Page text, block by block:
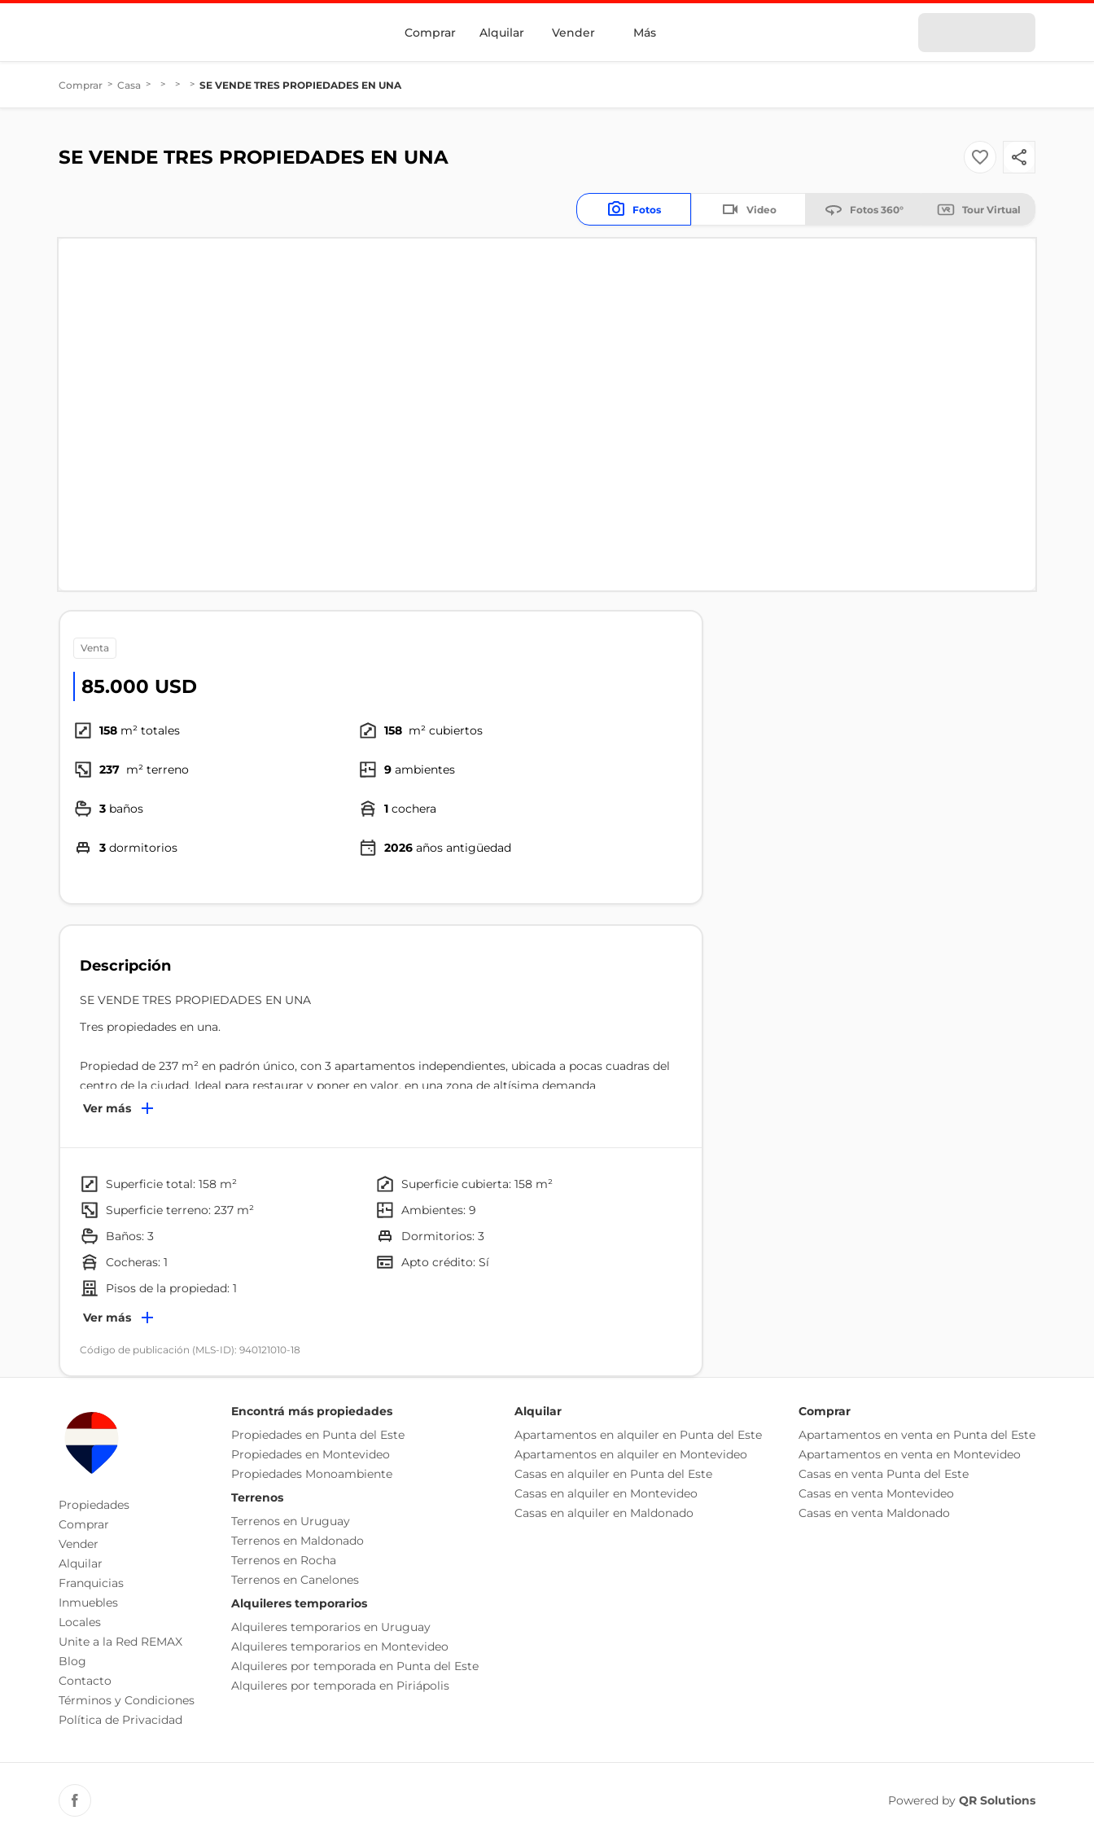
Comprar Alquilar Vender Más
Comprar > Casa > > > > SE VENDE TRES PROPIEDADES EN UNA
SE VENDE TRES PROPIEDADES EN UNA
Fotos Video Fotos 360° Tour Virtual
venta
85.000 USD
158 m² totales 158 m² cubiertos
237 m² terreno 9 ambientes
3 baños 1 cochera
3 dormitorios 2026 años antigüedad
Descripción
SE VENDE TRES PROPIEDADES EN UNA
Tres propiedades en una.
Propiedad de 237 m² en padrón único, con 3 apartamentos independientes, ubicada a pocas cuadras del
centro de la ciudad. Ideal para restaurar y poner en valor, en una zona de altísima demanda
Cada Oficina es de propiedad, gestión y desarrollo independiente
responsable de la operación por la eventual actualización de las medidas, descripciones arquitectónicas y
funcionales, servicios, impuestos, precios y demás información, cuyos valores son aproximados.
Ver más
superficie total: 158 m²
superficie cubierta: 158 m²
superficie terreno: 237 m²
ambientes: 9
baños: 3
dormitorios: 3
cocheras: 1
Apto crédito: Sí
pisos de la propiedad: 1
Ambientes
Dormitorio
Baño
Cocina
Ver más
Código de publicación (MLS-ID): 940121010-18
Propiedades
Comprar
Vender
Alquilar
Franquicias
Inmuebles
Locales
Unite a la Red REMAX
Blog
Contacto
Términos y Condiciones
Política de Privacidad
Encontrá más propiedades
Propiedades en Punta del Este
Propiedades en Montevideo
Propiedades Monoambiente
Terrenos
Terrenos en Uruguay
Terrenos en Maldonado
Terrenos en Rocha
Terrenos en Canelones
Alquileres temporarios
Alquileres temporarios en Uruguay
Alquileres temporarios en Montevideo
Alquileres por temporada en Punta del Este
Alquileres por temporada en Piriápolis
Alquilar
Apartamentos en alquiler en Punta del Este
Apartamentos en alquiler en Montevideo
Casas en alquiler en Punta del Este
Casas en alquiler en Montevideo
Casas en alquiler en Maldonado
Comprar
Apartamentos en venta en Punta del Este
Apartamentos en venta en Montevideo
Casas en venta Punta del Este
Casas en venta Montevideo
Casas en venta Maldonado
Powered by QR Solutions